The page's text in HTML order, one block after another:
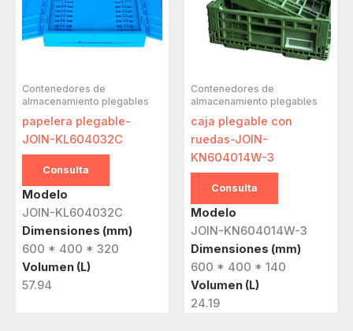
Contenedores de
almacenamiento plegables
papelera plegable-
JOIN-KL604032C
Consulta
Modelo
JOIN-KL604032C
Dimensiones (mm)
600 * 400 * 320
Volumen (L)
57.94
Contenedores de
almacenamiento plegables
caja plegable con
ruedas-JOIN-
KN604014W-3
Consulta
Modelo
JOIN-KN604014W-3
Dimensiones (mm)
600 * 400 * 140
Volumen (L)
24.19